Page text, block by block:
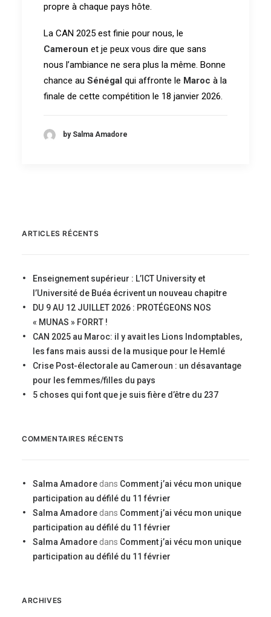
propre à chaque pays hôte.
La CAN 2025 est finie pour nous, le
Cameroun et je peux vous dire que sans
nous l’ambiance ne sera plus la même. Bonne
chance au Sénégal qui affronte le Maroc à la
finale de cette compétition le 18 janvier 2026.
by Salma Amadore
ARTICLES RÉCENTS
Enseignement supérieur : L’ICT University et
l’Université de Buéa écrivent un nouveau chapitre
DU 9 AU 12 JUILLET 2026 : PROTÉGEONS NOS
« MUNAS » FORRT !
CAN 2025 au Maroc: il y avait les Lions Indomptables,
les fans mais aussi de la musique pour le Hemlé
Crise Post-électorale au Cameroun : un désavantage
pour les femmes/filles du pays
5 choses qui font que je suis fière d’être du 237
COMMENTAIRES RÉCENTS
Salma Amadore dans Comment j’ai vécu mon unique
participation au défilé du 11 février
Salma Amadore dans Comment j’ai vécu mon unique
participation au défilé du 11 février
Salma Amadore dans Comment j’ai vécu mon unique
participation au défilé du 11 février
ARCHIVES